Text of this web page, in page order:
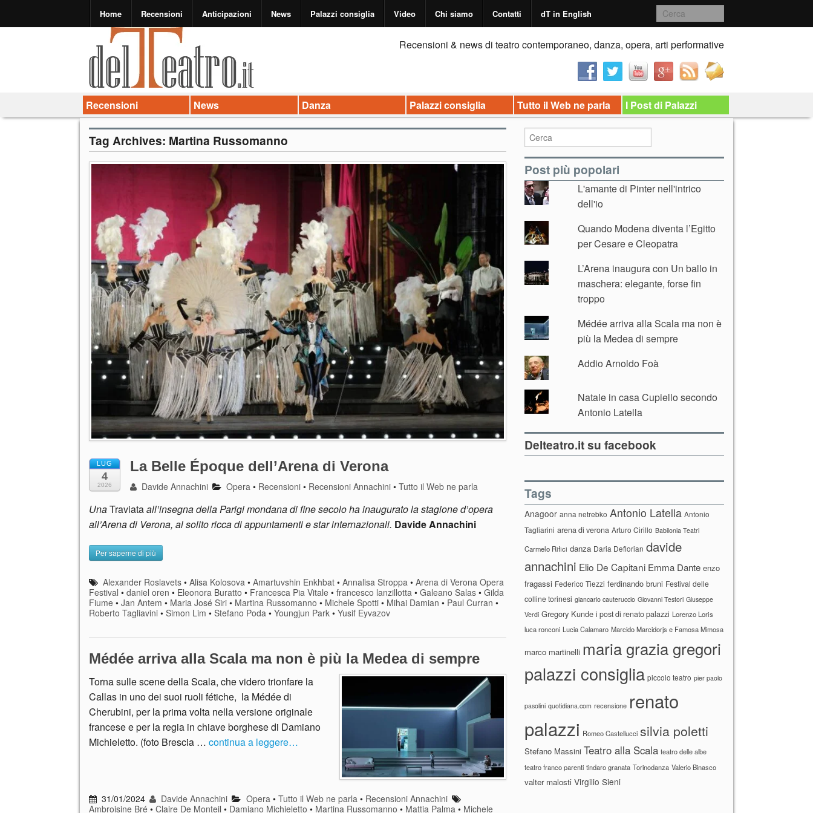
Home Recensioni Anticipazioni News Palazzi consiglia Video Chi siamo Contatti dT in English
Recensioni & news di teatro contemporaneo, danza, opera, arti performative
Recensioni News Danza Palazzi consiglia Tutto il Web ne parla I Post di Palazzi
Tag Archives: Martina Russomanno
LUG
4
2026
La Belle Époque dell’Arena di Verona
Davide Annachini Opera • Recensioni • Recensioni Annachini •Tutto il Web ne parla
UnaTraviataall’insegna della Parigi mondana di fine secolo ha inaugurato la stagione d’opera
all’Arena di Verona, al solito ricca di appuntamenti e star internazionali. Davide Annachini
Per saperne di più
Alexander Roslavets •Alisa Kolosova •Amartuvshin Enkhbat •Annalisa Stroppa •Arena di Verona Opera
Festival • daniel oren • Eleonora Buratto • Francesca Pia Vitale • francesco lanzillotta • Galeano Salas • Gilda
Fiume • Jan Antem • Maria José Siri • Martina Russomanno • Michele Spotti • Mihai Damian • Paul Curran •
Roberto Tagliavini • Simon Lim • Stefano Poda • Youngjun Park • Yusif Eyvazov
Médée arriva alla Scala ma non è più la Medea di sempre
Torna sulle scene della Scala, che videro trionfare la
Callas in uno dei suoi ruoli fétiche, la Médée di
Cherubini, per la prima volta nella versione originale
francese e per la regia in chiave borghese di Damiano
Michieletto. (foto Brescia … continua a leggere…
31/01/2024 Davide Annachini Opera• Tutto il Web ne parla• Recensioni Annachini
Ambroisine Bré • Claire De Monteil • Damiano Michieletto • Martina Russomanno • Mattia Palma • Michele
Post più popolari
L'amante di Pinter nell'intrico
dell'io
Quando Modena diventa l’Egitto
per Cesare e Cleopatra
L’Arena inaugura con Un ballo in
maschera: elegante, forse fin
troppo
Médée arriva alla Scala ma non è
più la Medea di sempre
Addio Arnoldo Foà
Natale in casa Cupiello secondo
Antonio Latella
Delteatro.it su facebook
Tags
Anagoor anna netrebko Antonio Latella Antonio
Tagliarini arena di verona Arturo Cirillo Babilonia Teatri
Carmelo Rifici danza Daria Deflorian davide
annachini Elio De Capitani Emma Dante enzo
fragassi Federico Tiezzi ferdinando bruni Festival delle
colline torinesi giancarlo cauteruccio Giovanni Testori Giuseppe
Verdi Gregory Kunde i post di renato palazzi Lorenzo Loris
luca ronconi Lucia Calamaro Marcido Marcidorjs e Famosa Mimosa
marco martinelli maria grazia gregori
palazzi consiglia piccolo teatro pier paolo
pasolini quotidiana.com recensione renato
palazzi Romeo Castellucci silvia poletti
Stefano Massini Teatro alla Scala teatro delle albe
teatro franco parenti tindaro granata Torinodanza Valerio Binasco
valter malosti Virgilio Sieni